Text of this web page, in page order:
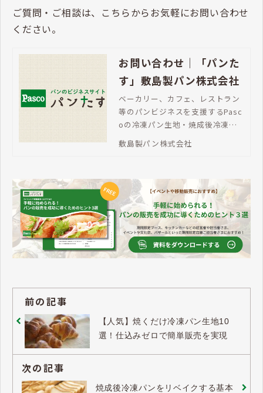
適です。
ご質問・ご相談は、こちらからお気軽にお問い合わせ
ください。
お問い合わせ｜「パンた
す」敷島製パン株式会社
ベーカリー、カフェ、レストラン
等のパンビジネスを支援するPasc
oの冷凍パン生地・焼成後冷凍パ
ラインアップで、メニューの充
敷島製パン株式会社
前の記事
【人気】焼くだけ冷凍パン生地10
選！仕込みゼロで簡単販売を実現
次の記事
焼成後冷凍パンをリベイクする基本